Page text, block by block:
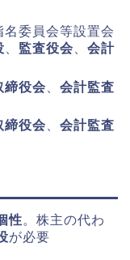
委員会等設置会
監査役会
会計
締役会
会計監査
締役会
会計監査
性。株主の代わ
が必要